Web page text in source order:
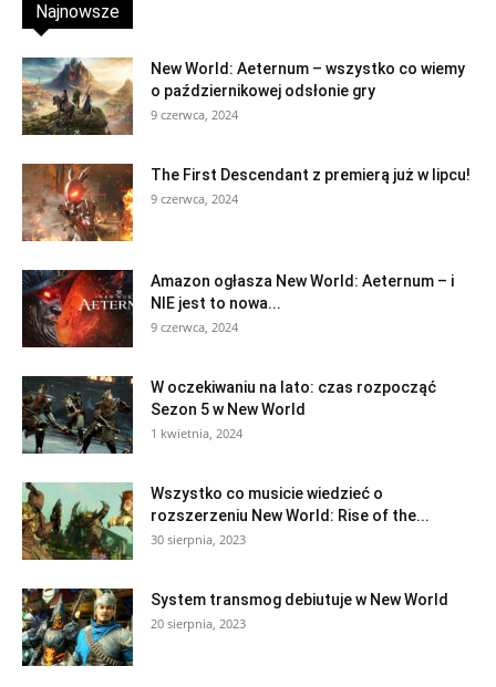
Najnowsze
New World: Aeternum – wszystko co wiemy
o październikowej odsłonie gry
9 czerwca, 2024
The First Descendant z premierą już w lipcu!
9 czerwca, 2024
Amazon ogłasza New World: Aeternum – i
NIE jest to nowa...
9 czerwca, 2024
W oczekiwaniu na lato: czas rozpocząć
Sezon 5 w New World
1 kwietnia, 2024
Wszystko co musicie wiedzieć o
rozszerzeniu New World: Rise of the...
30 sierpnia, 2023
System transmog debiutuje w New World
20 sierpnia, 2023